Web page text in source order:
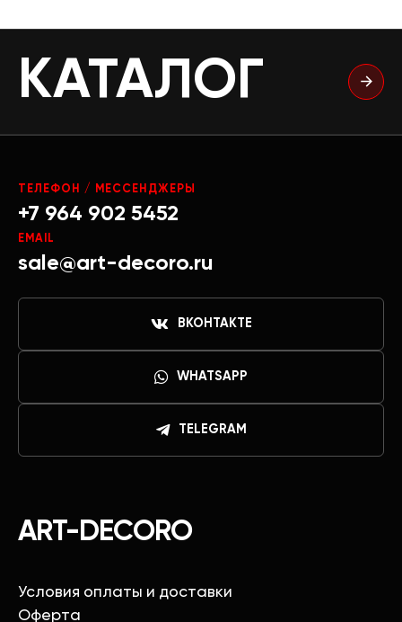
КАТАЛОГ
ART-DECORO
Условия оплаты и доставки
Оферта
ТЕЛЕФОН / МЕССЕНДЖЕРЫ
+7 964 902 5452
EMAIL
sale@art-decoro.ru
ВКОНТАКТЕ
WHATSAPP
TELEGRAM